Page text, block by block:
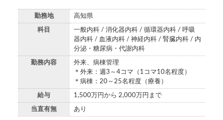
勤務地 高知県
科目
一般内科 / 消化器内科 / 循環器内科 / 呼吸
器内科 / 血液内科 / 神経内科 / 腎臓内科 / 内
分泌・糖尿病・代謝内科
勤務内容
外来、病棟管理
＊外来：週3～4コマ（1コマ10名程度）
＊病棟：20～25名程度（療養）
給与 1,500万円から 2,000万円まで
当直有無 あり